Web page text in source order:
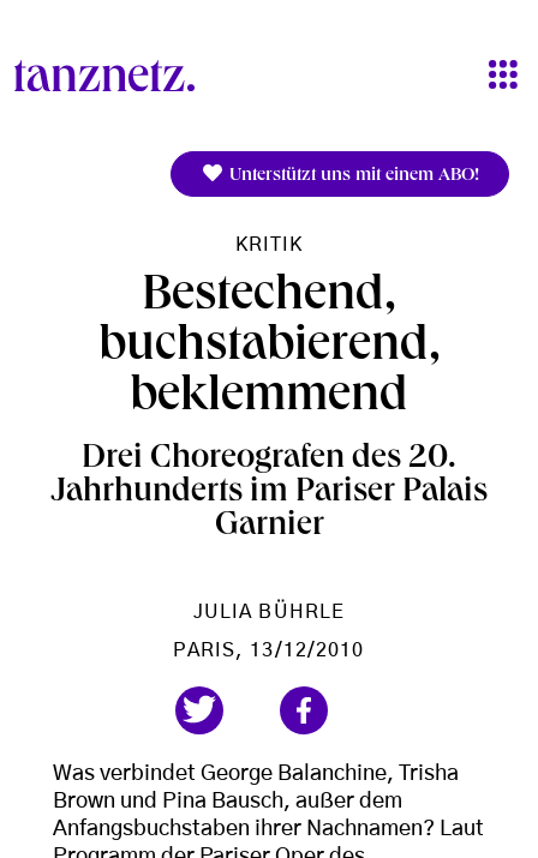
Unterstützt uns mit einem ABO!
KRITIK
Bestechend,
buchstabierend,
beklemmend
Drei Choreografen des 20.
Jahrhunderts im Pariser Palais
Garnier
JULIA BÜHRLE
PARIS, 13/12/2010
Was verbindet George Balanchine, Trisha
Brown und Pina Bausch, außer dem
Anfangsbuchstaben ihrer Nachnamen? Laut